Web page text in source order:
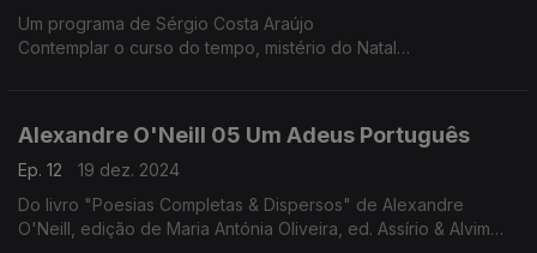
Um programa de Sérgio Costa Araújo
Contemplar o curso do tempo, mistério do Natal
pouco mais além.
Nesta jornada, debaixo de nuvens chuviscosas, os dias vão
procissões de gente mascarada, iluminadas por fogos, velas e
santos. Vamos contemplar tudo isto na privacidade do tempo
Alexandre O'Neill 05 Um Adeus Português
Ep. 12
19 dez. 2024
Do livro "Poesias Completas & Dispersos" de Alexandre
O'Neill, edição de Maria Antónia Oliveira, ed. Assírio & Alvim